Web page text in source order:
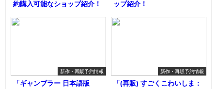
約購入可能なショップ紹介！
ップ紹介！
新作・再販予約情報
「ギャンブラー 日本語版
新作・再販予約情報
「(再販) すごくこわいしま：